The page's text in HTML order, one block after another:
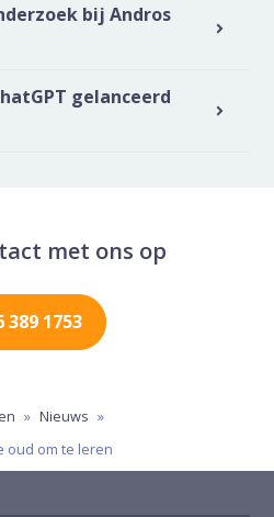
bij Andros
gelanceerd
met ons op
389 1753
» Nieuws »
oud om te leren